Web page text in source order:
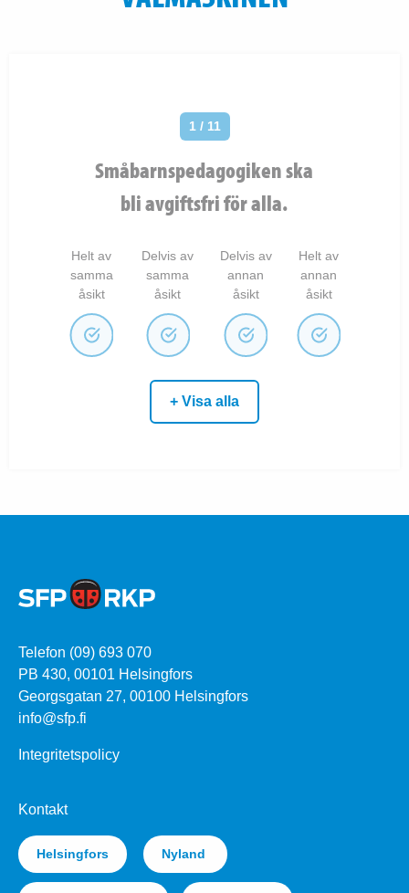
1 / 11
Småbarnspedagogiken ska
bli avgiftsfri för alla.
Helt av
samma
åsikt
Delvis av
samma
åsikt
Delvis av
annan
åsikt
Helt av
annan
åsikt
+ Visa alla
Telefon (09) 693 070
PB 430, 00101 Helsingfors
Georgsgatan 27, 00100 Helsingfors
info@sfp.fi
Integritetspolicy
Kontakt
Helsingfors Nyland